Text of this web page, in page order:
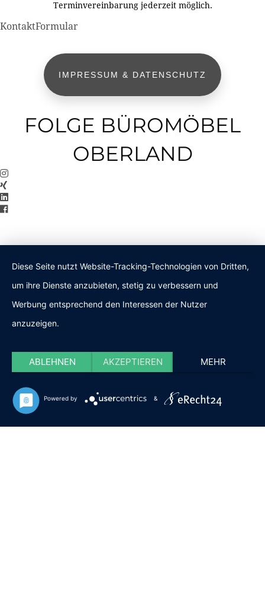
Terminvereinbarung jederzeit möglich.
KontaktFormular
IMPRESSUM & DATENSCHUTZ
FOLGE BÜROMÖBEL
OBERLAND
Diese Seite nutzt Website-Tracking-Technologien von Dritten,
um ihre Dienste anzubieten, stetig zu verbessern und
Werbung entsprechend den Interessen der Nutzer
anzuzeigen.
ABLEHNEN AKZEPTIEREN MEHR
Powered by &